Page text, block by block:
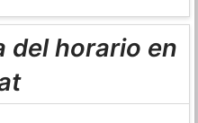
del horario en